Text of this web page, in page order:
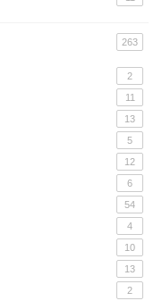
263
2
11
13
5
12
6
54
4
10
13
2